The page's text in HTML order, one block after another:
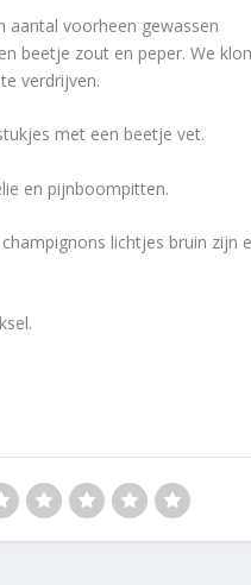
aantal voorheen gewassen
beetje zout en peper. We
verdrijven.
met een beetje vet.
en pijnboompitten.
lichtjes bruin zijn